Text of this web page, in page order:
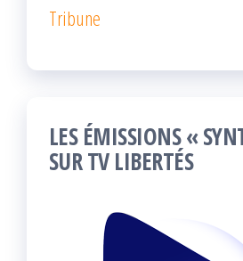
Tribune
LES ÉMISSIONS «
SUR TV LIBERTÉS